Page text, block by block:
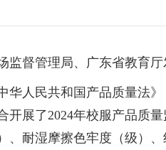
管理局、广东省教育厅
人民共和国产品质量法》
开展了2024年校服产品质
、耐湿摩擦色牢度（级）